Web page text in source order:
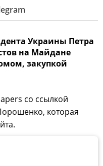
Украины Петра
на Майдане
закупкой
со ссылкой
которая